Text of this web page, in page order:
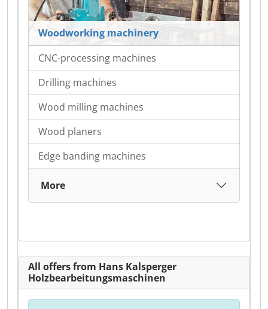
Woodworking machinery
CNC-processing machines
Drilling machines
Wood milling machines
Wood planers
Edge banding machines
More
All offers from Hans Kalsperger
Holzbearbeitungsmaschinen